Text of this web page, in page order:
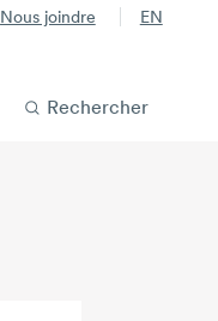
Nous joindre EN
Rechercher